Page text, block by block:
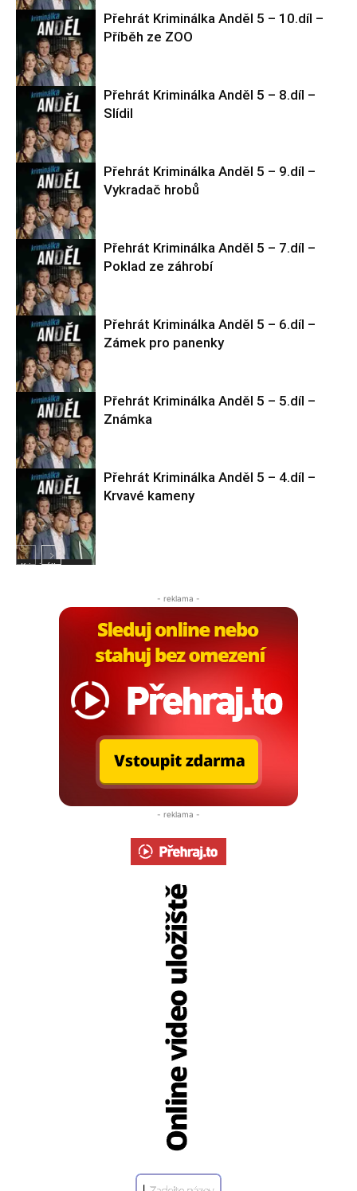
Kriminálka
Anděl 5
Kriminálka
Anděl 5
Přehrát Kriminálka Anděl 5 – 10.díl –
Příběh ze ZOO
Kriminálka
Anděl 5
Přehrát Kriminálka Anděl 5 – 8.díl –
Slídil
Kriminálka
Anděl 5
Přehrát Kriminálka Anděl 5 – 9.díl –
Vykradač hrobů
Kriminálka
Anděl 5
Přehrát Kriminálka Anděl 5 – 7.díl –
Poklad ze záhrobí
Kriminálka
Anděl 5
Přehrát Kriminálka Anděl 5 – 6.díl –
Zámek pro panenky
Kriminálka
Anděl 5
Přehrát Kriminálka Anděl 5 – 5.díl –
Známka
Kriminálka
Přehrát Kriminálka Anděl 5 – 4.díl –
Krvavé kameny
- reklama -
- reklama -